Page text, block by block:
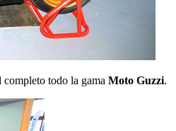
todo la gama Moto Guzzi.